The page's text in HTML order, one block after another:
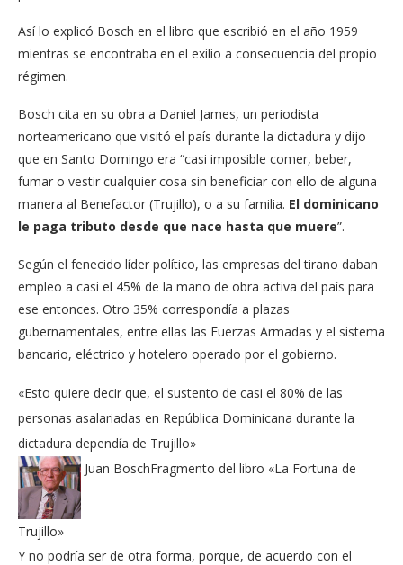
Así lo explicó Bosch en el libro que escribió en el año 1959
mientras se encontraba en el exilio a consecuencia del propio
régimen.
Bosch cita en su obra a Daniel James, un periodista
norteamericano que visitó el país durante la dictadura y dijo
que en Santo Domingo era “casi imposible comer, beber,
fumar o vestir cualquier cosa sin beneficiar con ello de alguna
manera al Benefactor (Trujillo), o a su familia. El dominicano
le paga tributo desde que nace hasta que muere”.
Según el fenecido líder político, las empresas del tirano daban
empleo a casi el 45% de la mano de obra activa del país para
ese entonces. Otro 35% correspondía a plazas
gubernamentales, entre ellas las Fuerzas Armadas y el sistema
bancario, eléctrico y hotelero operado por el gobierno.
«Esto quiere decir que, el sustento de casi el 80% de las
personas asalariadas en República Dominicana durante la
dictadura dependía de Trujillo»
Juan BoschFragmento del libro «La Fortuna de
Trujillo»
Y no podría ser de otra forma, porque, de acuerdo con el